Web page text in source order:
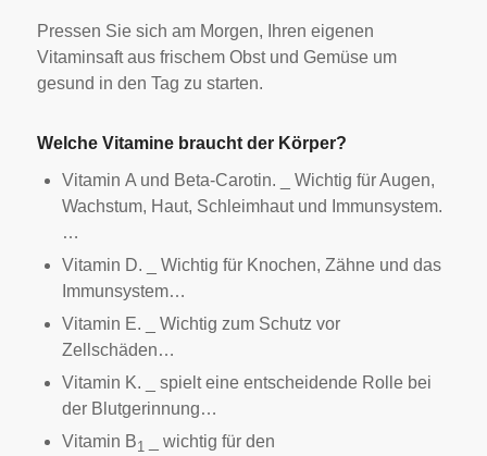
Pressen Sie sich am Morgen, Ihren eigenen
Vitaminsaft aus frischem Obst und Gemüse um
gesund in den Tag zu starten.
Welche Vitamine braucht der Körper?
Vitamin A und Beta-Carotin. _ Wichtig für Augen,
Wachstum, Haut, Schleimhaut und Immunsystem.
…
Vitamin D. _ Wichtig für Knochen, Zähne und das
Immunsystem…
Vitamin E. _ Wichtig zum Schutz vor
Zellschäden…
Vitamin K. _ spielt eine entscheidende Rolle bei
der Blutgerinnung…
Vitamin B1
_ wichtig für den